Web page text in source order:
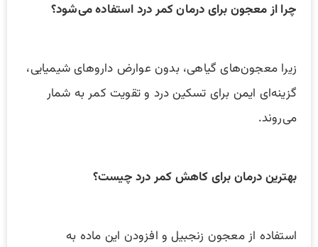
چرا از معجون برای درمان کمر درد استفاده می‌شود؟
زیرا معجون‌های گیاهی، بدون عوارض داروهای شیمیایی،
گزینه‌ای ایمن برای تسکین درد و تقویت کمر به شمار
می‌روند.
بهترین درمان برای کاهش کمر درد چیست؟
استفاده از معجون زنجبیل و افزودن این ماده به